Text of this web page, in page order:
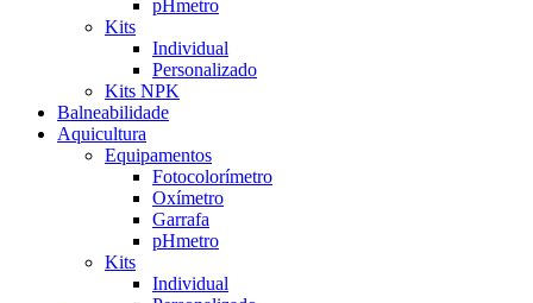
pHmetro
Kits
Individual
Personalizado
Kits NPK
Balneabilidade
Aquicultura
Equipamentos
Fotocolorímetro
Oxímetro
Garrafa
pHmetro
Kits
Individual